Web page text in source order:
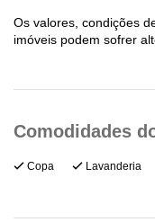
Os valores, condições
imóveis podem sofrer
Copa Lavanderia